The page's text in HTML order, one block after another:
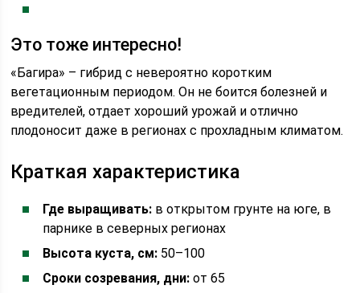
Это тоже интересно!
«Багира» – гибрид с невероятно коротким
вегетационным периодом. Он не боится болезней и
вредителей, отдает хороший урожай и отлично
плодоносит даже в регионах с прохладным климатом.
Краткая характеристика
Где выращивать: в открытом грунте на юге, в
парнике в северных регионах
Высота куста, см: 50–100
Сроки созревания, дни: от 65